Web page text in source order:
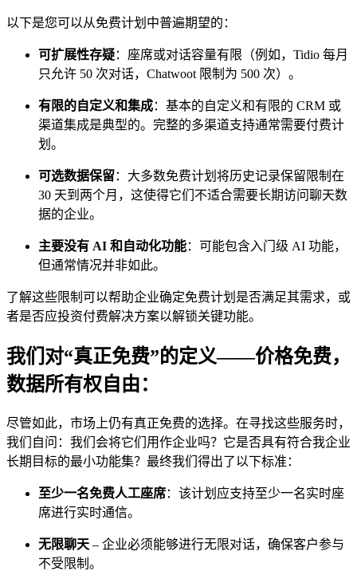
以下是您可以从免费计划中普遍期望的：
可扩展性存疑：座席或对话容量有限（例如，Tidio 每月
只允许 50 次对话，Chatwoot 限制为 500 次）。
有限的自定义和集成：基本的自定义和有限的 CRM 或
渠道集成是典型的。完整的多渠道支持通常需要付费计
划。
可选数据保留：大多数免费计划将历史记录保留限制在
30 天到两个月，这使得它们不适合需要长期访问聊天数
据的企业。
主要没有 AI 和自动化功能：可能包含入门级 AI 功能，
但通常情况并非如此。
了解这些限制可以帮助企业确定免费计划是否满足其需求，或
者是否应投资付费解决方案以解锁关键功能。
我们对“真正免费”的定义——价格免费，
数据所有权自由：
尽管如此，市场上仍有真正免费的选择。在寻找这些服务时，
我们自问：我们会将它们用作企业吗？它是否具有符合我企业
长期目标的最小功能集？最终我们得出了以下标准：
至少一名免费人工座席：该计划应支持至少一名实时座
席进行实时通信。
无限聊天 – 企业必须能够进行无限对话，确保客户参与
不受限制。